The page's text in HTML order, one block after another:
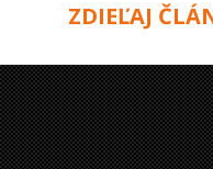
ZDIEĽAJ